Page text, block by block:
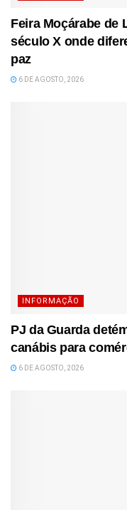
Feira Moçárabe de
século X onde
paz
6 DE AGOSTO, 2026
INFORMAÇÃO
PJ da Guarda
canábis para
6 DE AGOSTO, 2026